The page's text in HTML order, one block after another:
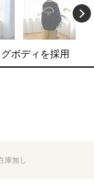
ボディを採用
庫無し